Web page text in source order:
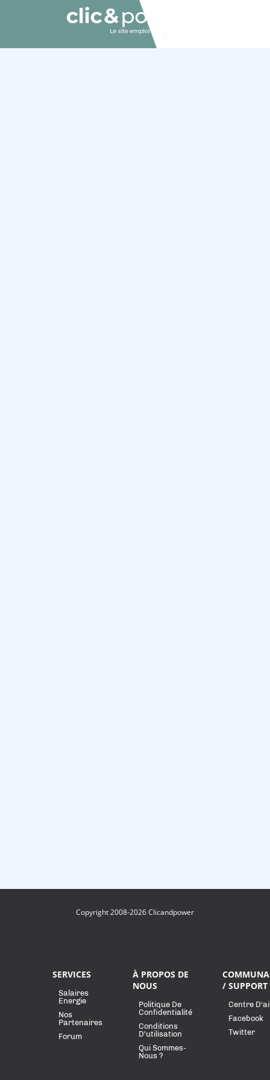
Copyright 2008-2026 Clicandpower
SERVICES
Salaires
Energie
Nos
Partenaires
Forum
À PROPOS DE
NOUS
Politique De
Confidentialité
Conditions
D'utilisation
Qui Sommes-
Nous ?
/ SUPPORT
Centre
Facebook
Twitter